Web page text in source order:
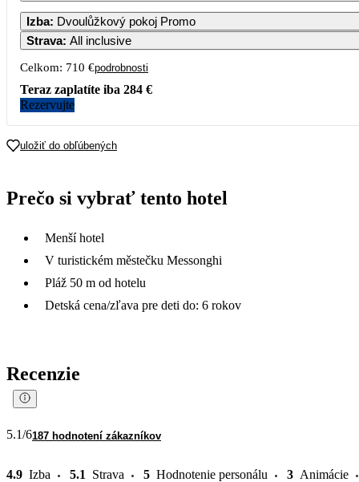
Izba: Dvoulůžkový pokoj Promo
Strava: All inclusive
Celkom: 710 €podrobnosti
Teraz zaplatíte iba 284 €
Rezervujte
uložiť do obľúbených
Prečo si vybrať tento hotel
Menší hotel
V turistickém městečku Messonghi
Pláž 50 m od hotelu
Detská cena/zľava pre deti do: 6 rokov
Recenzie
5.1/6187 hodnotení zákazníkov
4.9 Izba 5.1 Strava 5 Hodnotenie personálu 3 Animácie